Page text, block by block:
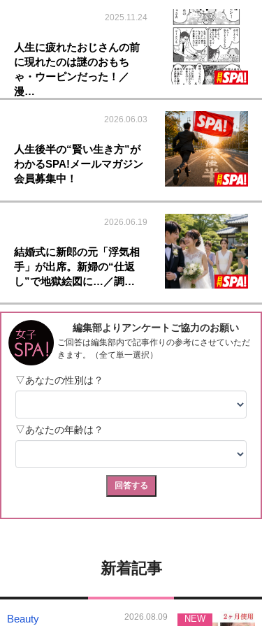
2025.11.24
人生に疲れたおじさんの前
に現れたのは謎のおもち
ゃ・ウーピンだった！／
漫…
2026.06.03
人生後半の“賢い生き方”が
わかるSPA!メールマガジン
会員募集中！
2026.06.19
結婚式に新郎の元「浮気相
手」が出席。新婦の“仕返
し”で地獄絵図に…／調…
新着記事
Beauty 2026.08.09 NEW